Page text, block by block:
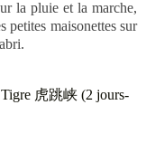
la pluie et la marche,
petites maisonettes sur